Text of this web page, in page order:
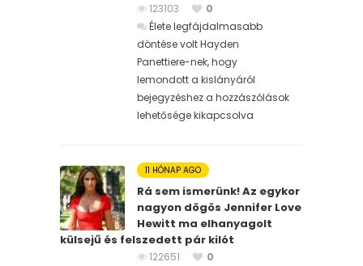
123103
0
Élete legfájdalmasabb
döntése volt Hayden
Panettiere-nek, hogy
lemondott a kislányáról
bejegyzéshez a hozzászólások
lehetősége kikapcsolva
11 HÓNAP AGO
Rá sem ismerünk! Az egykor
nagyon dögös Jennifer Love
Hewitt ma elhanyagolt
külsejű és felszedett pár kilót
122651
0